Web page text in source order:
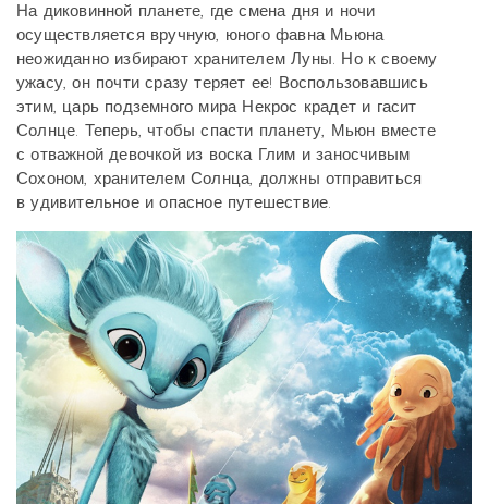
На диковинной планете, где смена дня и ночи
осуществляется вручную, юного фавна Мьюна
неожиданно избирают хранителем Луны. Но к своему
ужасу, он почти сразу теряет ее! Воспользовавшись
этим, царь подземного мира Некрос крадет и гасит
Солнце. Теперь, чтобы спасти планету, Мьюн вместе
с отважной девочкой из воска Глим и заносчивым
Сохоном, хранителем Солнца, должны отправиться
в удивительное и опасное путешествие.